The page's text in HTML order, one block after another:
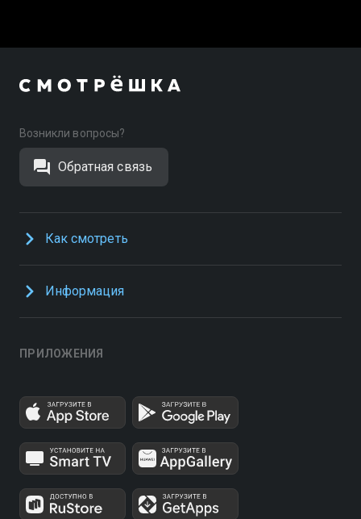
Возникли вопросы?
Обратная связь
Как смотреть
Информация
ПРИЛОЖЕНИЯ